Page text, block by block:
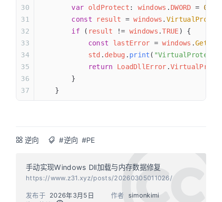
        var
oldProtect : windows . DWORD = 0
        const
result = windows .
        if
( result != windows .TRUE) {
            const
lastError = windows .
            std
. debug . print ( "VirtualProtect
            return
LoadDllError .
        }
    }
逆向 #逆向 #PE
手动实现Windows Dll加载与内存数据修复
https://www.z31.xyz/posts/20260305011026/
作者 simonkimi
发布于
2026年3月5日